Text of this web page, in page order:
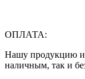
ОПЛАТА:
Нашу продукцию и
наличным, так и